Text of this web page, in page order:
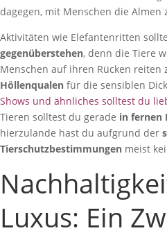
dagegen, mit Menschen die Almen
Aktivitäten wie Elefantenritten
gegenüberstehen, denn die Tiere
Menschen auf ihren Rücken reiten
Höllenqualen für die sensiblen
Shows und ähnliches solltest du
Tieren solltest du gerade in fernen
hierzulande hast du aufgrund der
Tierschutzbestimmungen meist
Luxus: Ein